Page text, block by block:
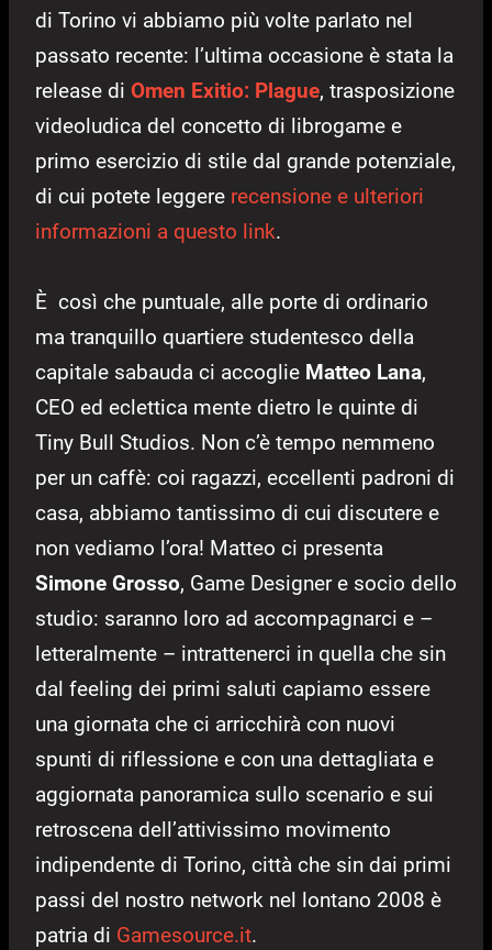
di Torino vi abbiamo più volte parlato nel
passato recente: l’ultima occasione è stata la
release di Omen Exitio: Plague, trasposizione
videoludica del concetto di librogame e
primo esercizio di stile dal grande potenziale,
di cui potete leggere recensione e ulteriori
informazioni a questo link.
È così che puntuale, alle porte di ordinario
ma tranquillo quartiere studentesco della
capitale sabauda ci accoglie Matteo Lana,
CEO ed eclettica mente dietro le quinte di
Tiny Bull Studios. Non c’è tempo nemmeno
per un caffè: coi ragazzi, eccellenti padroni di
casa, abbiamo tantissimo di cui discutere e
non vediamo l’ora! Matteo ci presenta
Simone Grosso, Game Designer e socio dello
studio: saranno loro ad accompagnarci e –
letteralmente – intrattenerci in quella che sin
dal feeling dei primi saluti capiamo essere
una giornata che ci arricchirà con nuovi
spunti di riflessione e con una dettagliata e
aggiornata panoramica sullo scenario e sui
retroscena dell’attivissimo movimento
indipendente di Torino, città che sin dai primi
passi del nostro network nel lontano 2008 è
patria di Gamesource.it.